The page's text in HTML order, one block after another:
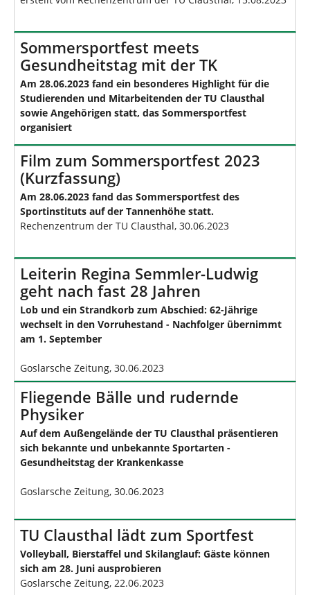
Sommersportfest meets
Gesundheitstag mit der TK
Am 28.06.2023 fand ein besonderes Highlight für die
Studierenden und Mitarbeitenden der TU Clausthal
sowie Angehörigen statt, das Sommersportfest
organisiert
Film zum Sommersportfest 2023
(Kurzfassung)
Am 28.06.2023 fand das Sommersportfest des
Sportinstituts auf der Tannenhöhe statt.
Rechenzentrum der TU Clausthal, 30.06.2023
Leiterin Regina Semmler-Ludwig
geht nach fast 28 Jahren
Lob und ein Strandkorb zum Abschied: 62-Jährige
wechselt in den Vorruhestand - Nachfolger übernimmt
am 1. September
Goslarsche Zeitung, 30.06.2023
Fliegende Bälle und rudernde
Physiker
Auf dem Außengelände der TU Clausthal präsentieren
sich bekannte und unbekannte Sportarten -
Gesundheitstag der Krankenkasse
Goslarsche Zeitung, 30.06.2023
TU Clausthal lädt zum Sportfest
Volleyball, Bierstaffel und Skilanglauf: Gäste können
sich am 28. Juni ausprobieren
Goslarsche Zeitung, 22.06.2023